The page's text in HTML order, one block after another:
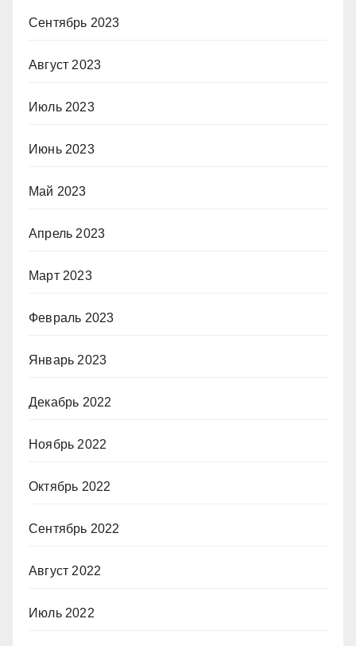
Сентябрь 2023
Август 2023
Июль 2023
Июнь 2023
Май 2023
Апрель 2023
Март 2023
Февраль 2023
Январь 2023
Декабрь 2022
Ноябрь 2022
Октябрь 2022
Сентябрь 2022
Август 2022
Июль 2022